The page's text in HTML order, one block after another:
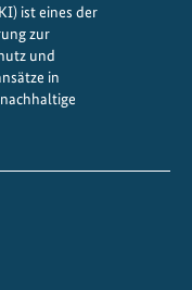
ist eines der
zur
und
in